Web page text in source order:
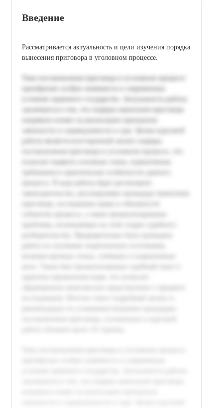
Введение
Рассматривается актуальность и цели изучения порядка
вынесения приговора в уголовном процессе.